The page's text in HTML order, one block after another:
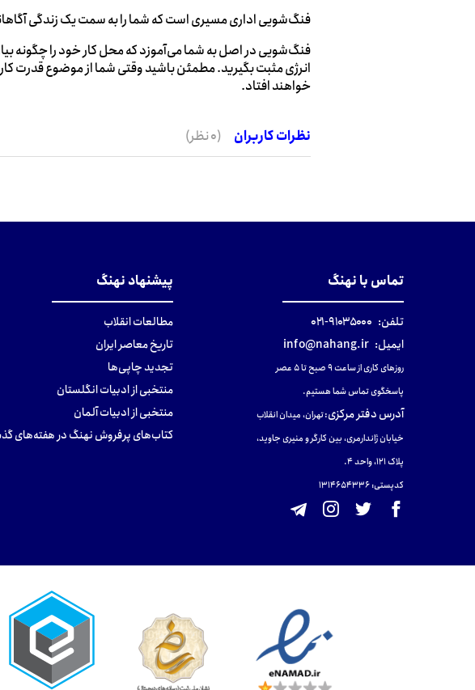
فنگ‌شویی اداری مسیری است که شما را به سمت یک زندگی
فنگ‌شویی در اصل به شما می‌‌آموزد که محل کار خود را چگونه
انرژی مثبت بگیرید. مطمئن باشید وقتی شما از موضوع قدرت
خواهند افتاد.
نظرات کاربران (0 نظر)
تماس با نهنگ
تلفن: ۹۱۰۳۵۰۰۰-۰۲۱
ایمیل: info@nahang.ir
روزهای کاری از ساعت ۹ صبح تا ۵ عصر
پاسخگوی تماس شما هستیم.
آدرس دفتر مرکزی:تهران، میدان انقلاب
خیابان ژاندارمری، بین کارگر و منیری جاوید،
پلاک 121، واحد ۴.
کدپستی: 131465433۶
پیشنهاد نهنگ
مطالعات انقلاب
تاریخ معاصر ایران
تجدید چاپی‌ها
منتخبی از ادبیات انگلستان
منتخبی از ادبیات آلمان
کتاب‌های پرفروش نهنگ در هفته‌های